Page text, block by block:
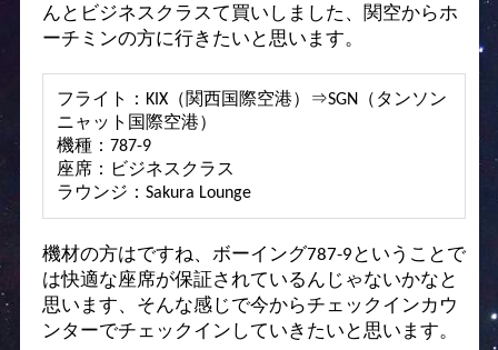
んとビジネスクラスて買いしました、関空からホ
ーチミンの方に行きたいと思います。
フライト：KIX（関西国際空港）⇒SGN（タンソン
ニャット国際空港）
機種：787-9
座席：ビジネスクラス
ラウンジ：Sakura Lounge
機材の方はですね、ボーイング787-9ということで
は快適な座席が保証されているんじゃないかなと
思います、そんな感じで今からチェックインカウ
ンターでチェックインしていきたいと思います。